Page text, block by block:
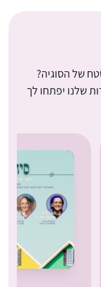
של הסוגיה?
שלנו יפתחו לך